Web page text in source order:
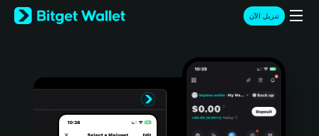
English
日本語
Türkçe
تنزيل الآن